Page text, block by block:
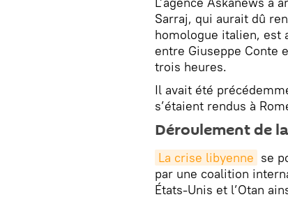
Sarraj, qui aurait dû
homologue italien, est
entre Giuseppe Conte
trois heures.
Il avait été
s’étaient rendus à
Déroulement de
La crise libyenne se
par une coalition
États-Unis et l’Otan